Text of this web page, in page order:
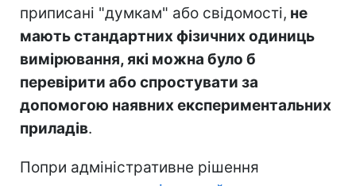
приписані "думкам" або свідомості, не
мають стандартних фізичних одиниць
вимірювання, які можна було б
перевірити або спростувати за
допомогою наявних експериментальних
приладів.
Попри адміністративне рішення